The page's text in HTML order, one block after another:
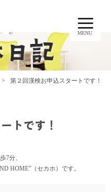
MENU
第２回漢検お申込スタートです！
トです！
7分、
HOME”（セカホ）です。